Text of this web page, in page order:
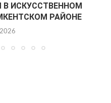
ИСКУССТВЕННОМ
РАЙОНЕ